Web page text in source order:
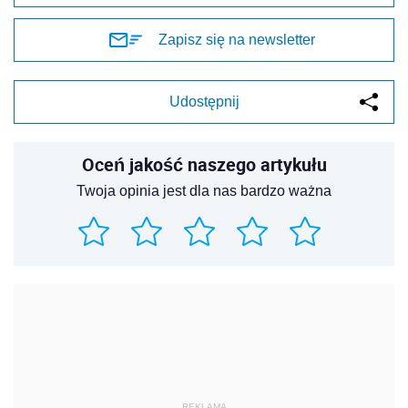
Zapisz się na newsletter
Udostępnij
Oceń jakość naszego artykułu
Twoja opinia jest dla nas bardzo ważna